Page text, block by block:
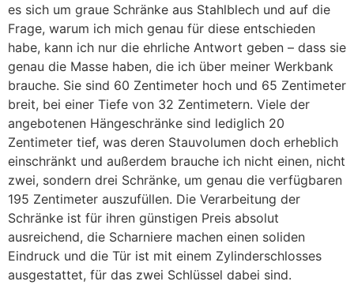
es sich um graue Schränke aus Stahlblech und auf die
Frage, warum ich mich genau für diese entschieden
habe, kann ich nur die ehrliche Antwort geben – dass sie
genau die Masse haben, die ich über meiner Werkbank
brauche. Sie sind 60 Zentimeter hoch und 65 Zentimeter
breit, bei einer Tiefe von 32 Zentimetern. Viele der
angebotenen Hängeschränke sind lediglich 20
Zentimeter tief, was deren Stauvolumen doch erheblich
einschränkt und außerdem brauche ich nicht einen, nicht
zwei, sondern drei Schränke, um genau die verfügbaren
195 Zentimeter auszufüllen. Die Verarbeitung der
Schränke ist für ihren günstigen Preis absolut
ausreichend, die Scharniere machen einen soliden
Eindruck und die Tür ist mit einem Zylinderschlosses
ausgestattet, für das zwei Schlüssel dabei sind.